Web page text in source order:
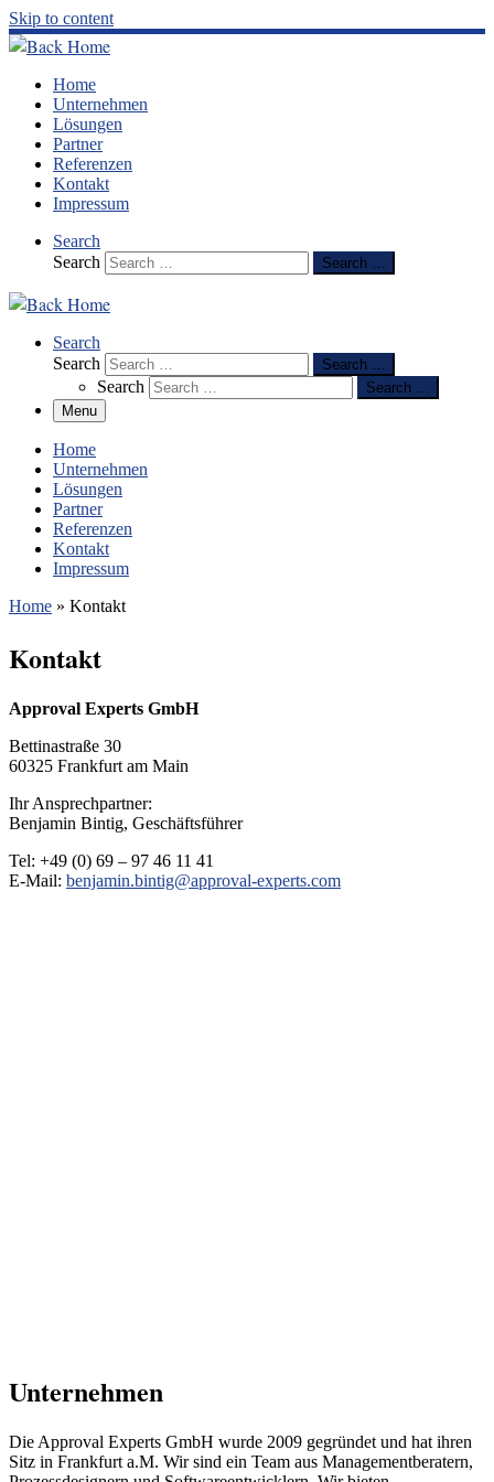
Skip to content
Home
Unternehmen
Lösungen
Partner
Referenzen
Kontakt
Impressum
Search
Search
Search …
Search
Search
Search …
Search
Search …
Menu
Home
Unternehmen
Lösungen
Partner
Referenzen
Kontakt
Impressum
Home » Kontakt
Kontakt
Approval Experts GmbH
Bettinastraße 30
60325 Frankfurt am Main
Ihr Ansprechpartner:
Benjamin Bintig, Geschäftsführer
Tel: +49 (0) 69 – 97 46 11 41
E-Mail: benjamin.bintig@approval-experts.com
Unternehmen
Die Approval Experts GmbH wurde 2009 gegründet und hat ihren
Sitz in Frankfurt a.M. Wir sind ein Team aus Managementberatern,